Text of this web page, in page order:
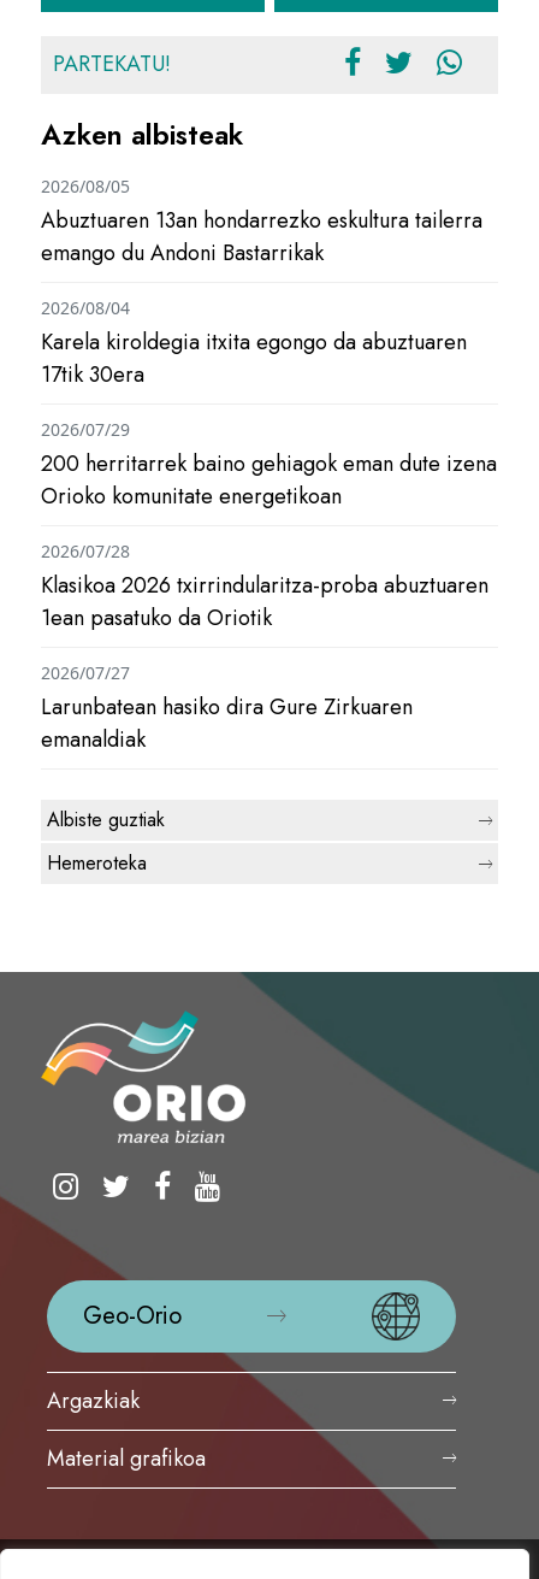
PARTEKATU!
Azken albisteak
Abuztuaren 13an hondarrezko eskultura tailerra
emango du Andoni Bastarrikak
2026/08/05
Karela kiroldegia itxita egongo da abuztuaren
17tik 30era
2026/08/04
200 herritarrek baino gehiagok eman dute izena
Orioko komunitate energetikoan
2026/07/29
Klasikoa 2026 txirrindularitza-proba abuztuaren
1ean pasatuko da Oriotik
2026/07/28
Larunbatean hasiko dira Gure Zirkuaren
emanaldiak
2026/07/27
Albiste guztiak
Hemeroteka
Geo-Orio
Argazkiak
Material grafikoa